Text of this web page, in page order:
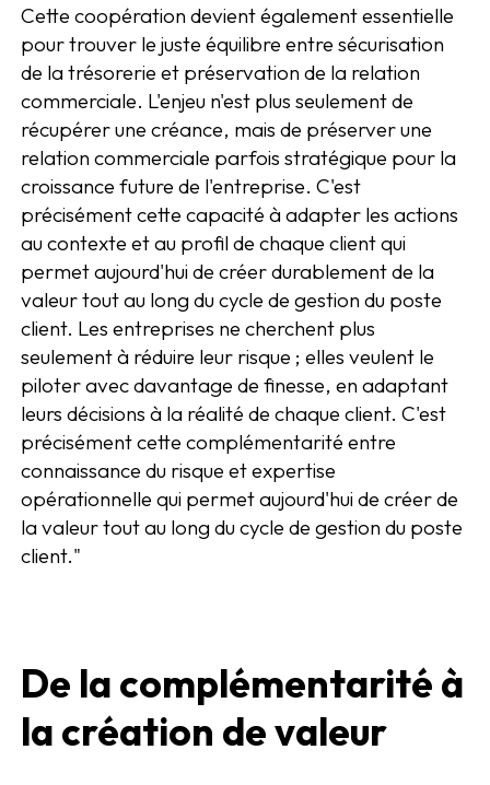
Cette coopération devient également essentielle
pour trouver le juste équilibre entre sécurisation
de la trésorerie et préservation de la relation
commerciale. L'enjeu n'est plus seulement de
récupérer une créance, mais de préserver une
relation commerciale parfois stratégique pour la
croissance future de l'entreprise. C'est
précisément cette capacité à adapter les actions
au contexte et au profil de chaque client qui
permet aujourd'hui de créer durablement de la
valeur tout au long du cycle de gestion du poste
client. Les entreprises ne cherchent plus
seulement à réduire leur risque ; elles veulent le
piloter avec davantage de finesse, en adaptant
leurs décisions à la réalité de chaque client. C'est
précisément cette complémentarité entre
connaissance du risque et expertise
opérationnelle qui permet aujourd'hui de créer de
la valeur tout au long du cycle de gestion du poste
client."
De la complémentarité à
la création de valeur